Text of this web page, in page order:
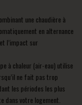
une chaudière à
en alternance
l’impact sur
à chaleur (air-eau) utilise
ne fait pas trop
les périodes les plus
dans votre logement.